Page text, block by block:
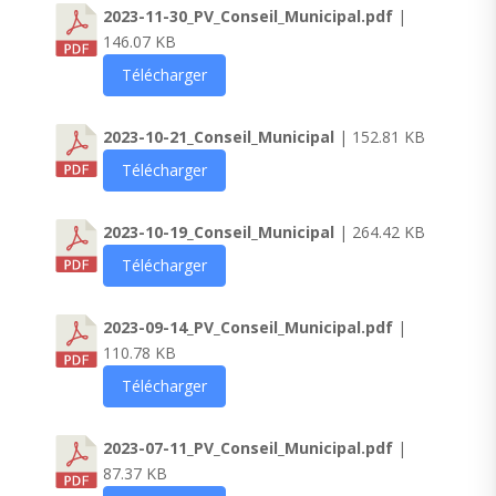
2023-11-30_PV_Conseil_Municipal.pdf|
146.07 KB
Télécharger
2023-10-21_Conseil_Municipal | 152.81 KB
Télécharger
2023-10-19_Conseil_Municipal | 264.42 KB
Télécharger
2023-09-14_PV_Conseil_Municipal.pdf|
110.78 KB
Télécharger
2023-07-11_PV_Conseil_Municipal.pdf|
87.37 KB